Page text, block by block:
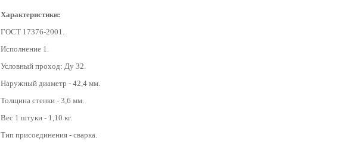
Характеристики:
ГОСТ 17376-2001.
Исполнение 1.
Условный проход: Ду 32.
Наружный диаметр - 42,4 мм.
Толщина стенки - 3,6 мм.
Вес 1 штуки - 1,10 кг.
Тип присоединения - сварка.